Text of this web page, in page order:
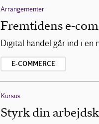
Arrangementer
Fremtidens e-
Digital handel går ind i en
E-COMMERCE
Kursus
Styrk din